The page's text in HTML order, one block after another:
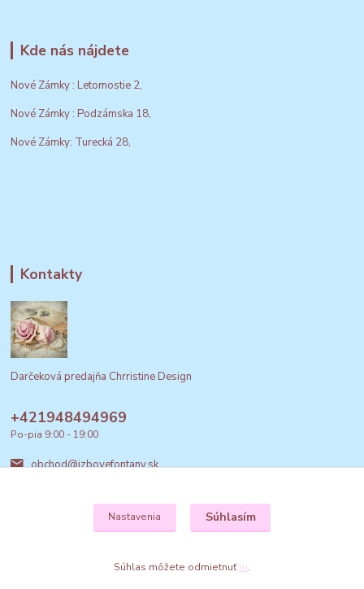
Kde nás nájdete
Nové Zámky : Letomostie 2,
Nové Zámky : Podzámska 18,
Nové Zámky: Turecká 28,
Kontakty
Darčeková predajňa Chrristine Design
+421948494969
Po-pia 9:00 - 19:00
obchod@izbovefontany.sk
Nastavenia Súhlasím
Súhlas môžete odmietnuťtu.